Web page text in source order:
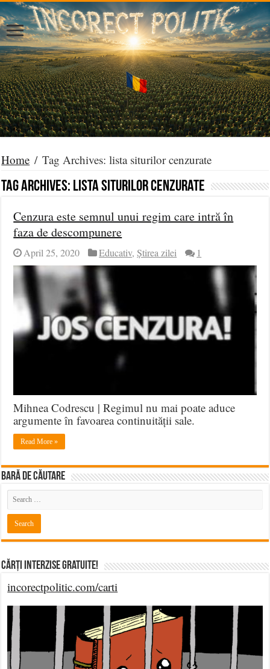
Home / Tag Archives: lista siturilor cenzurate
Tag Archives: lista siturilor cenzurate
Cenzura este semnul unui regim care intră în
faza de descompunere
April 25, 2020 Educativ,Știrea zilei 1
Mihnea Codrescu | Regimul nu mai poate aduce
argumente în favoarea continuității sale.
Read More »
BARĂ DE CĂUTARE
Cărți Interzise Gratuite!
incorectpolitic.com/carti